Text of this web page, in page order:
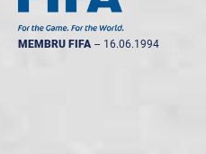
MEMBRU FIFA -- 16.06.1994